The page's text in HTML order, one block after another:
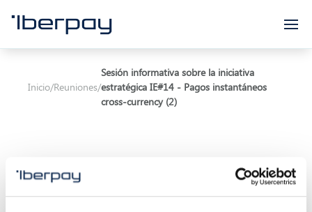
Iberpay
Inicio/Reuniones/
Sesión informativa sobre la iniciativa
estratégica IE#14 - Pagos instantáneos
cross-currency (2)